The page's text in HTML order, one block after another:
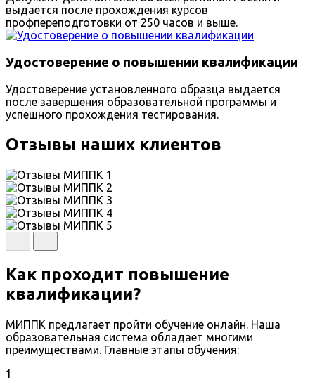
выдается после прохождения курсов
профпереподготовки от 250 часов и выше.
Удостоверение о повышении квалификации
Удостоверение установленного образца выдается
после завершения образовательной программы и
успешного прохождения тестирования.
Отзывы наших клиентов
Как проходит повышение
квалификации?
МИППК предлагает пройти обучение онлайн. Наша
образовательная система обладает многими
преимуществами. Главные этапы обучения:
1